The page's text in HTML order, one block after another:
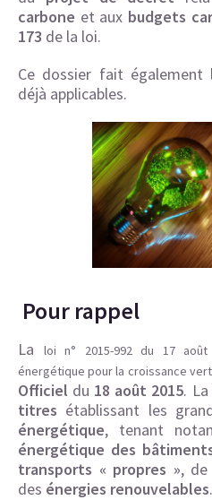
carbone et aux budgets
173 de la loi.
Ce dossier fait
déjà applicables.
Pour rappel
La
loi n° 2015-992 du 17
énergétique pour la croissance
Officiel du 18 août 2015.
titres établissant les
énergétique, tenant
énergétique des
transports « propres », de
des énergies renouvelables.